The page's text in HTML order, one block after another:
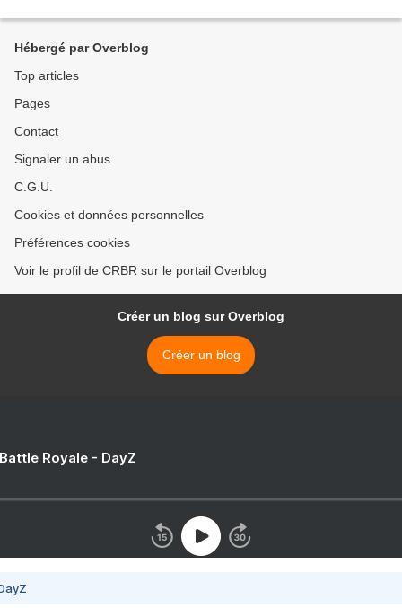
Hébergé par Overblog
Top articles
Pages
Contact
Signaler un abus
C.G.U.
Cookies et données personnelles
Préférences cookies
Voir le profil de CRBR sur le portail Overblog
Créer un blog sur Overblog
Créer un blog
Royale - DayZ